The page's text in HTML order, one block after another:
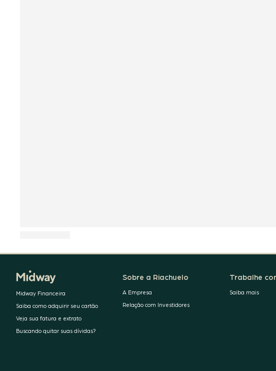
Midway Financeira
Saiba como adquirir seu cartão
Veja sua fatura e extrato
Buscando quitar suas dívidas?
Sobre a Riachuelo
A Empresa
Relação com Investidores
Trabalhe
Saiba mais